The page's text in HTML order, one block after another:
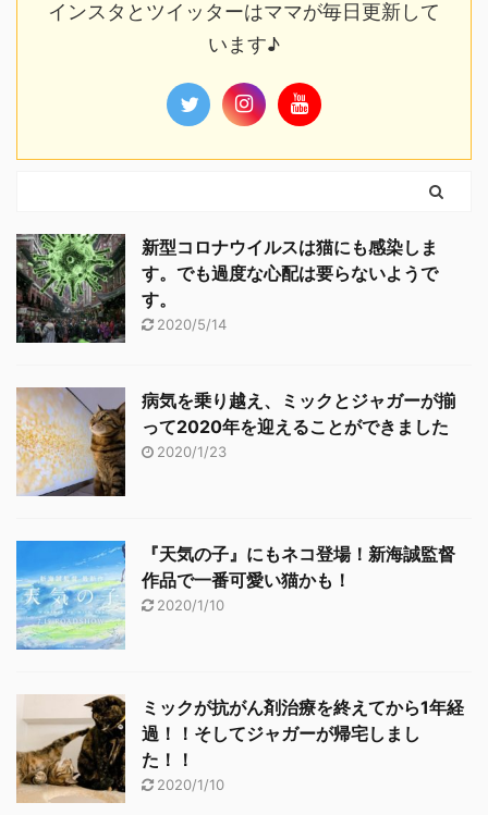
インスタとツイッターはママが毎日更新して
います♪
新型コロナウイルスは猫にも感染しま
す。でも過度な心配は要らないようで
す。
2020/5/14
病気を乗り越え、ミックとジャガーが揃
って2020年を迎えることができました
2020/1/23
『天気の子』にもネコ登場！新海誠監督
作品で一番可愛い猫かも！
2020/1/10
ミックが抗がん剤治療を終えてから1年経
過！！そしてジャガーが帰宅しまし
た！！
2020/1/10